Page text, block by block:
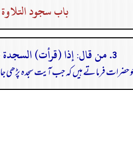
باب سجود التلاوة
3. من قال: إذا (قرأت) السجدة فكبر واسجد
حضرات فرماتے ہیں کہ جب آیت سجدہ پڑھی